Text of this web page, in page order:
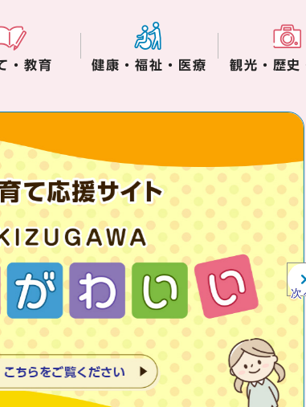
・教育 健康・福祉・医療 観光・歴史
ア。木津川市役所からの
次